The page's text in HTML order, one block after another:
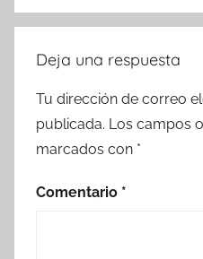
Deja una respuesta
Tu dirección de correo
publicada. Los campos
marcados con *
Comentario *